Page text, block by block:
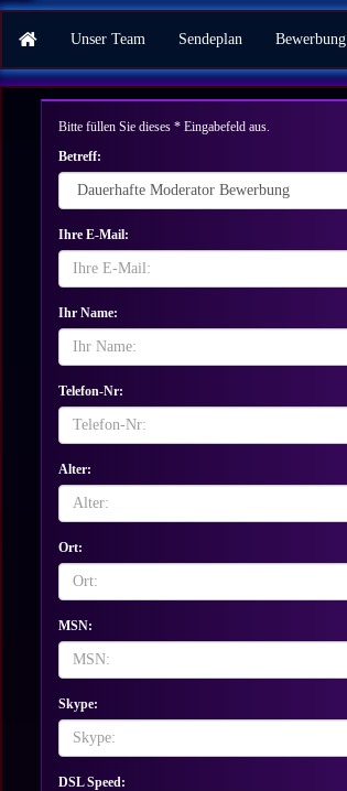
Unser Team Sendeplan Bewerbung
Bitte füllen Sie dieses * Eingabefeld aus.
Betreff:
Ihre E-Mail:
Ihr Name:
Telefon-Nr:
Alter:
Ort:
MSN:
Skype:
DSL Speed: